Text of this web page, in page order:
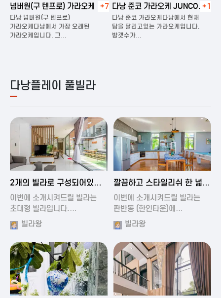
넘버원(구 텐프로) 가라오케 +7
다낭 넘버원(구 텐프로)
가라오케다낭에서 가장 오래된
가라오케입니다. 그…
다낭 준코 가라오케 JUNCO
KARAOKE
+1
다낭 준코 가라오케다낭에서 현재
탑을 달리고있는 가라오케입니다.
방갯수가…
다낭플레이 풀빌라
2024-11-19 00:54
2개의 빌라로 구성되어있는
대형 풀빌…
이번에 소개시켜드릴 빌라는
초대형 빌라입니다.…
빌라왕
2024-11-19 01:27
깔끔하고 스타일리쉬 한 넓은
풀빌라
이번에 소개시켜드릴 빌라는
판반동 (한인타운)에…
빌라왕